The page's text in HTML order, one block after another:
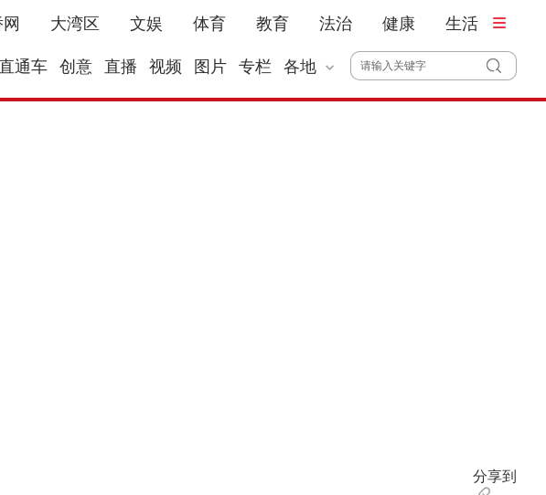
大湾区 文娱 体育 教育 法治 健康 生活
通车 创意 直播 视频 图片 专栏 各地
分享到